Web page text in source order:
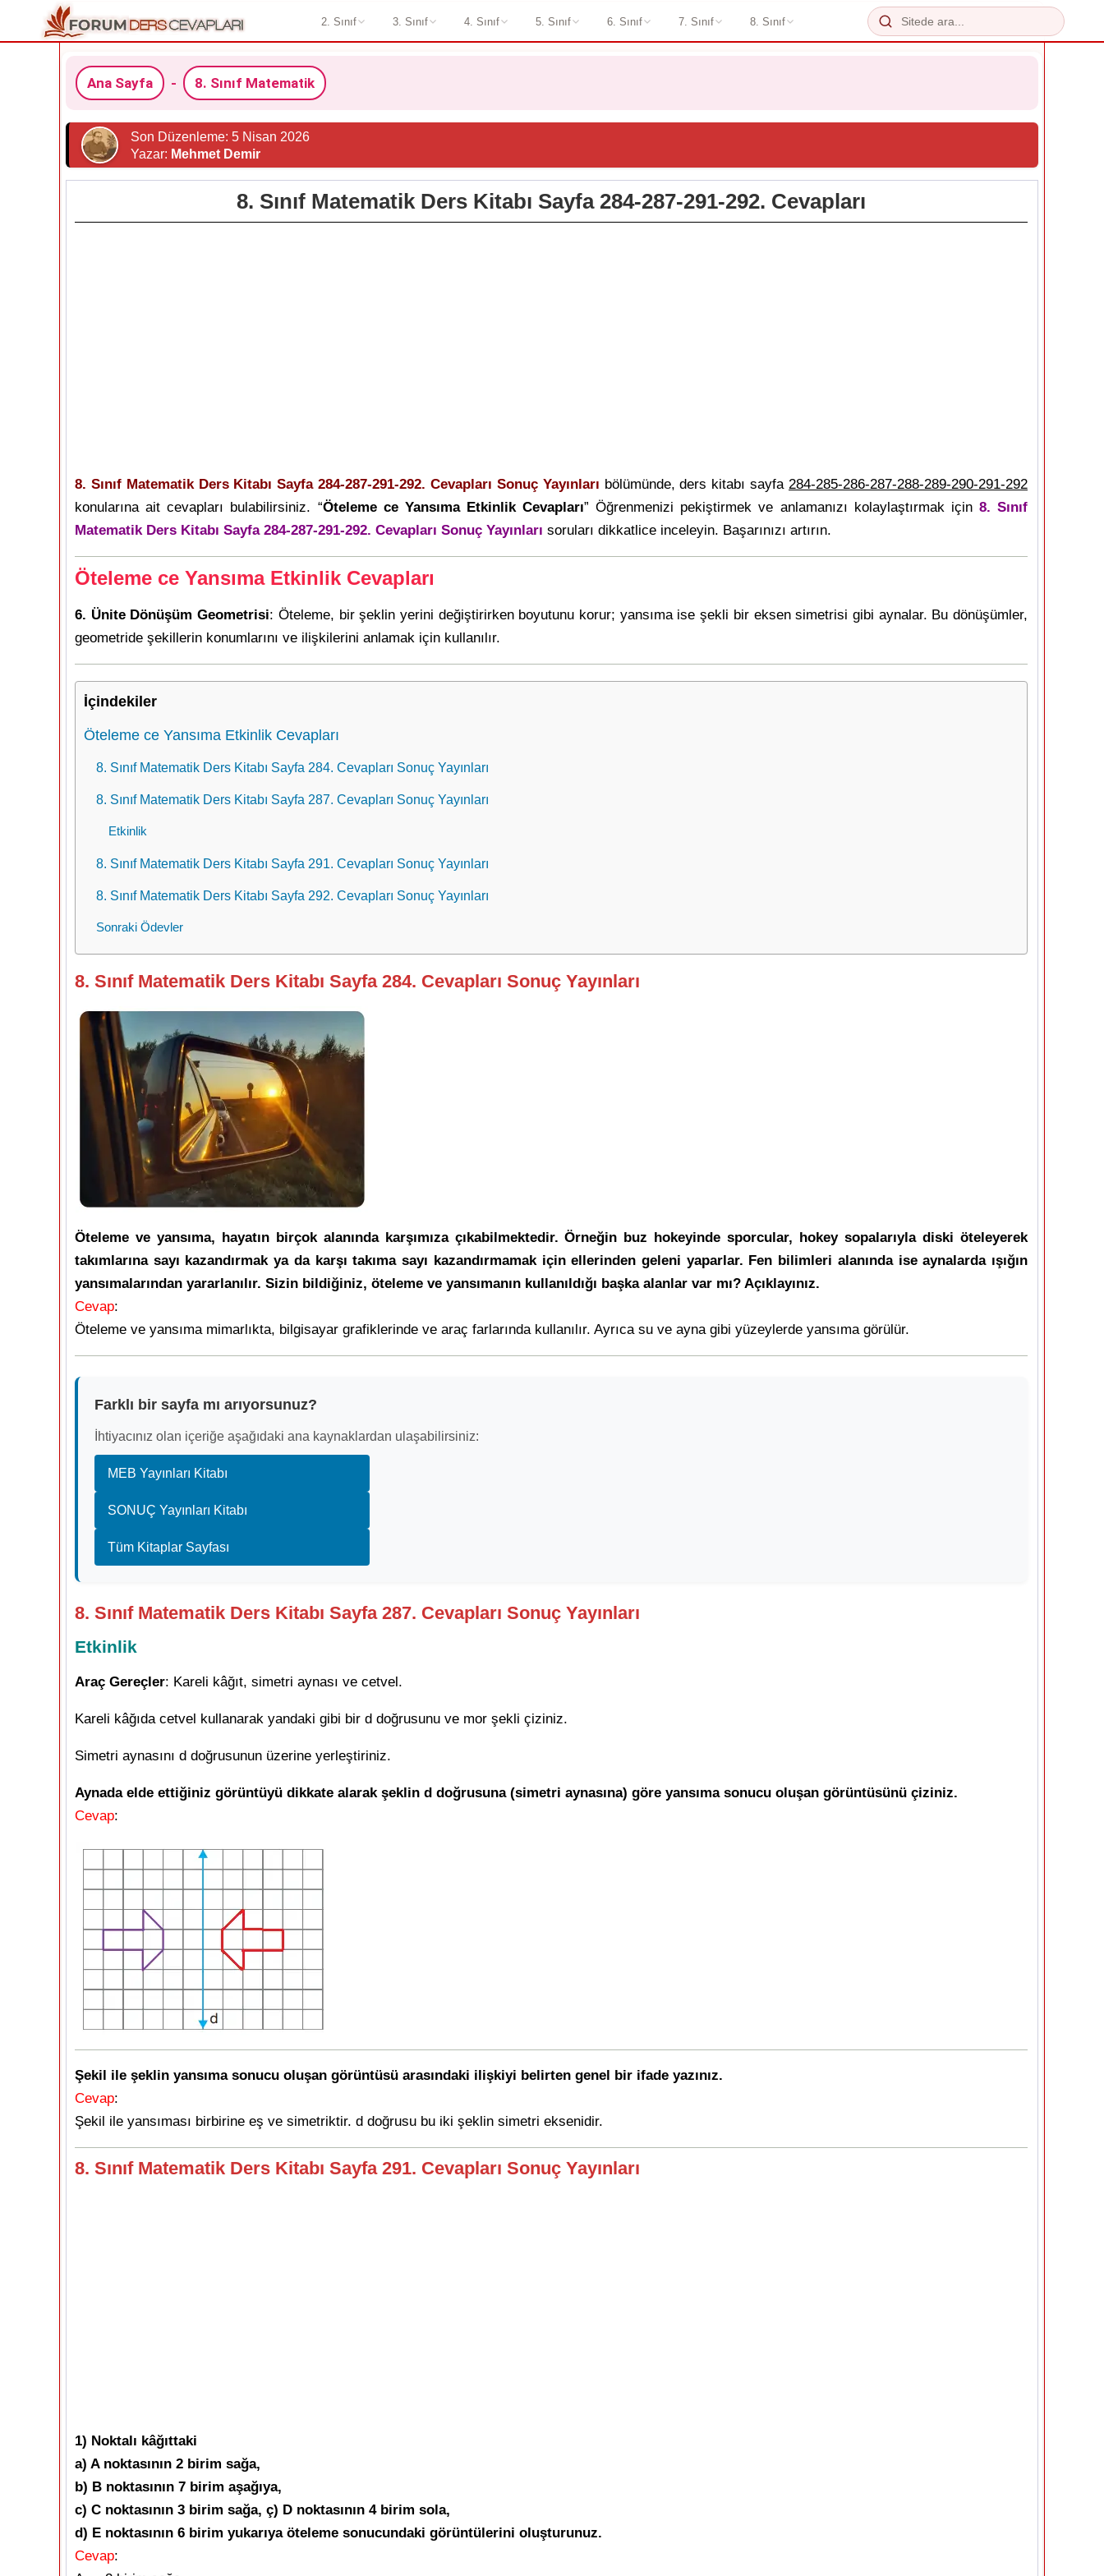
2. Sınıf 3. Sınıf 4. Sınıf 5. Sınıf 6. Sınıf 7. Sınıf 8. Sınıf
Ana Sayfa - 8. Sınıf Matematik
Son Düzenleme: 5 Nisan 2026
Yazar: Mehmet Demir
8. Sınıf Matematik Ders Kitabı Sayfa 284-287-291-292. Cevapları
8. Sınıf Matematik Ders Kitabı Sayfa 284-287-291-292. Cevapları Sonuç Yayınları bölümünde, ders kitabı sayfa284-285-286-287-288-289-290-291-292
konularına ait cevapları bulabilirsiniz. “Öteleme ce Yansıma Etkinlik Cevapları” Öğrenmenizi pekiştirmek ve anlamanızı kolaylaştırmak için 8. Sınıf
Matematik Ders Kitabı Sayfa 284-287-291-292. Cevapları Sonuç Yayınları soruları dikkatlice inceleyin. Başarınızı artırın.
Öteleme ce Yansıma Etkinlik Cevapları
6. Ünite Dönüşüm Geometrisi: Öteleme, bir şeklin yerini değiştirirken boyutunu korur; yansıma ise şekli bir eksen simetrisi gibi aynalar. Bu dönüşümler,
geometride şekillerin konumlarını ve ilişkilerini anlamak için kullanılır.
İçindekiler
Öteleme ce Yansıma Etkinlik Cevapları
8. Sınıf Matematik Ders Kitabı Sayfa 284. Cevapları Sonuç Yayınları
8. Sınıf Matematik Ders Kitabı Sayfa 287. Cevapları Sonuç Yayınları
Etkinlik
8. Sınıf Matematik Ders Kitabı Sayfa 291. Cevapları Sonuç Yayınları
8. Sınıf Matematik Ders Kitabı Sayfa 292. Cevapları Sonuç Yayınları
Sonraki Ödevler
8. Sınıf Matematik Ders Kitabı Sayfa 284. Cevapları Sonuç Yayınları
Öteleme ve yansıma, hayatın birçok alanında karşımıza çıkabilmektedir. Örneğin buz hokeyinde sporcular, hokey sopalarıyla diski öteleyerek
takımlarına sayı kazandırmak ya da karşı takıma sayı kazandırmamak için ellerinden geleni yaparlar. Fen bilimleri alanında ise aynalarda ışığın
yansımalarından yararlanılır. Sizin bildiğiniz, öteleme ve yansımanın kullanıldığı başka alanlar var mı? Açıklayınız.
Cevap:
Öteleme ve yansıma mimarlıkta, bilgisayar grafiklerinde ve araç farlarında kullanılır. Ayrıca su ve ayna gibi yüzeylerde yansıma görülür.
Farklı bir sayfa mı arıyorsunuz?
İhtiyacınız olan içeriğe aşağıdaki ana kaynaklardan ulaşabilirsiniz:
MEB Yayınları Kitabı
SONUÇ Yayınları Kitabı
Tüm Kitaplar Sayfası
8. Sınıf Matematik Ders Kitabı Sayfa 287. Cevapları Sonuç Yayınları
Etkinlik
Araç Gereçler: Kareli kâğıt, simetri aynası ve cetvel.
Kareli kâğıda cetvel kullanarak yandaki gibi bir d doğrusunu ve mor şekli çiziniz.
Simetri aynasını d doğrusunun üzerine yerleştiriniz.
Aynada elde ettiğiniz görüntüyü dikkate alarak şeklin d doğrusuna (simetri aynasına) göre yansıma sonucu oluşan görüntüsünü çiziniz.
Cevap:
Şekil ile şeklin yansıma sonucu oluşan görüntüsü arasındaki ilişkiyi belirten genel bir ifade yazınız.
Cevap:
Şekil ile yansıması birbirine eş ve simetriktir. d doğrusu bu iki şeklin simetri eksenidir.
8. Sınıf Matematik Ders Kitabı Sayfa 291. Cevapları Sonuç Yayınları
1) Noktalı kâğıttaki
a) A noktasının 2 birim sağa,
b) B noktasının 7 birim aşağıya,
c) C noktasının 3 birim sağa, ç) D noktasının 4 birim sola,
d) E noktasının 6 birim yukarıya öteleme sonucundaki görüntülerini oluşturunuz.
Cevap: